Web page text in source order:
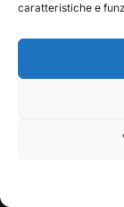
caratteristiche e
Copyright ©